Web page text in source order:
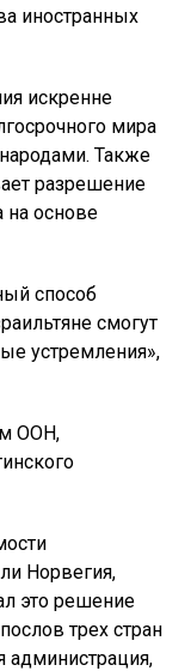
иностранных
искренне
мира
Также
разрешение
на основе
способ
смогут
устремления»,
ООН,
Норвегия,
это решение
трех стран
администрация,